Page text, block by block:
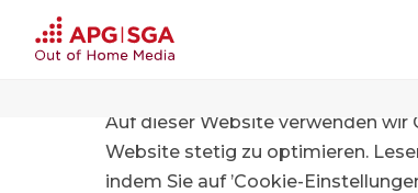
Über APG|SGA Medien
Auf dieser Website verwenden wir
Website stetig zu optimieren.
indem Sie auf ’Cookie-